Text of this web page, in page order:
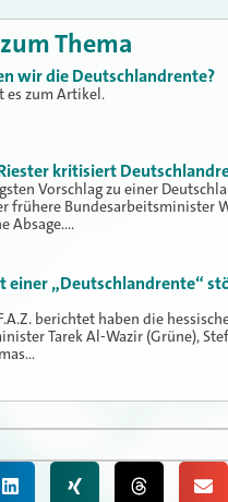
Thema
wir die Deutschlandrente?
es zum Artikel.
kritisiert
Vorschlag zu einer
frühere Bundesarbeitsminister
Absage.…
einer „Deutschlandrente“
berichtet haben die
Tarek Al-Wazir (Grüne),